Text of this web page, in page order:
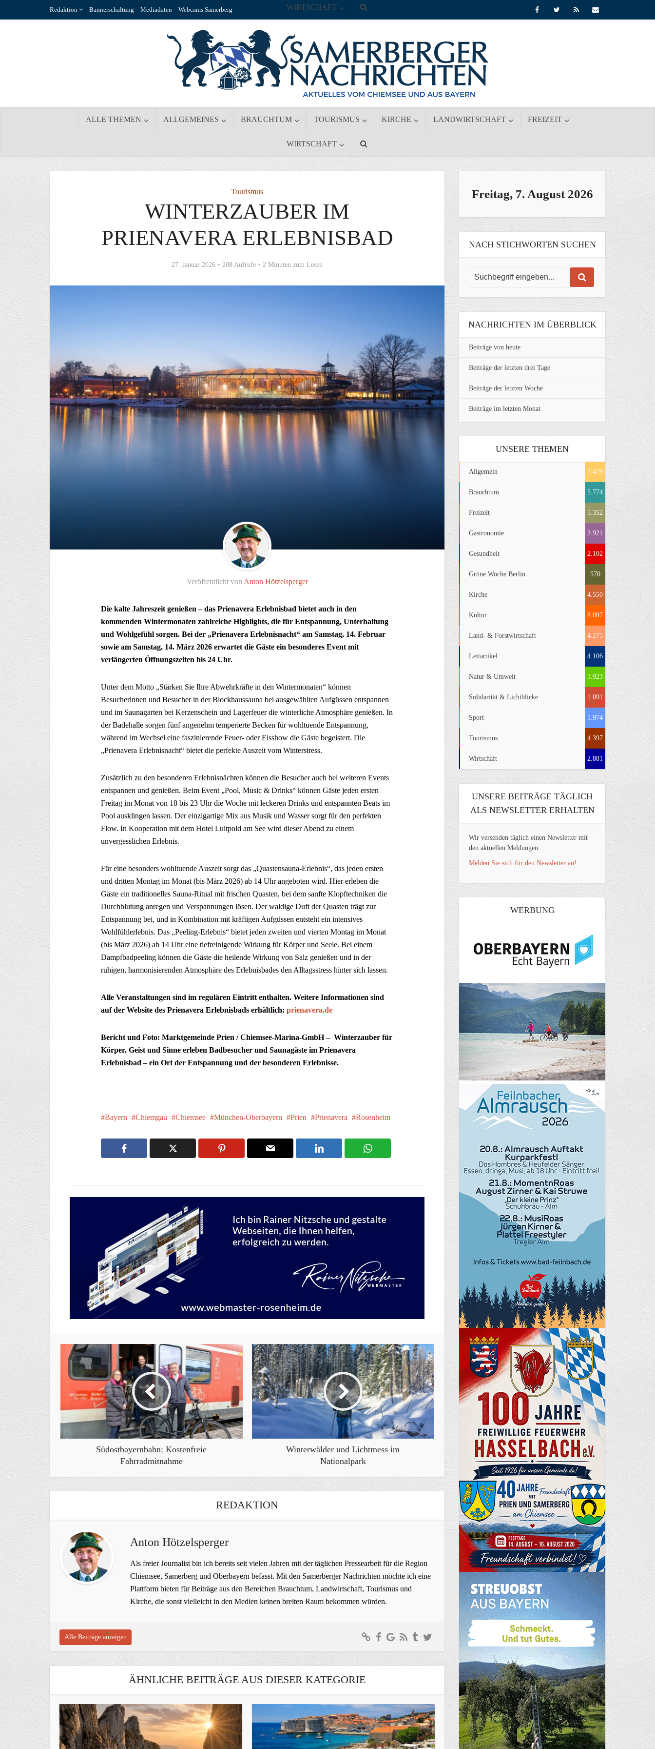
Redaktion Bannerschaltung Mediadaten Webcams Samerberg
ALLE THEMEN ALLGEMEINES BRAUCHTUM TOURISMUS KIRCHE LANDWIRTSCHAFT FREIZEIT
WIRTSCHAFT
WIRTSCHAFT
Tourismus
WINTERZAUBER IM
PRIENAVERA ERLEBNISBAD
27. Januar 2026 208 Aufrufe 2 Minuten zum Lesen
Veröffentlicht von Anton Hötzelsperger
Die kalte Jahreszeit genießen – das Prienavera Erlebnisbad bietet auch in den
kommenden Wintermonaten zahlreiche Highlights, die für Entspannung, Unterhaltung
und Wohlgefühl sorgen. Bei der „Prienavera Erlebnisnacht“ am Samstag, 14. Februar
sowie am Samstag, 14. März 2026 erwartet die Gäste ein besonderes Event mit
verlängerten Öffnungszeiten bis 24 Uhr.
Unter dem Motto „Stärken Sie Ihre Abwehrkräfte in den Wintermonaten“ können
Besucherinnen und Besucher in der Blockhaussauna bei ausgewählten Aufgüssen entspannen
und im Saunagarten bei Kerzenschein und Lagerfeuer die winterliche Atmosphäre genießen. In
der Badehalle sorgen fünf angenehm temperierte Becken für wohltuende Entspannung,
während im Wechsel eine faszinierende Feuer- oder Eisshow die Gäste begeistert. Die
„Prienavera Erlebnisnacht“ bietet die perfekte Auszeit vom Winterstress.
Zusätzlich zu den besonderen Erlebnisnächten können die Besucher auch bei weiteren Events
entspannen und genießen. Beim Event „Pool, Music & Drinks“ können Gäste jeden ersten
Freitag im Monat von 18 bis 23 Uhr die Woche mit leckeren Drinks und entspannten Beats im
Pool ausklingen lassen. Der einzigartige Mix aus Musik und Wasser sorgt für den perfekten
Flow. In Kooperation mit dem Hotel Luitpold am See wird dieser Abend zu einem
unvergesslichen Erlebnis.
Für eine besonders wohltuende Auszeit sorgt das „Quastensauna-Erlebnis“, das jeden ersten
und dritten Montag im Monat (bis März 2026) ab 14 Uhr angeboten wird. Hier erleben die
Gäste ein traditionelles Sauna-Ritual mit frischen Quasten, bei dem sanfte Klopftechniken die
Durchblutung anregen und Verspannungen lösen. Der waldige Duft der Quasten trägt zur
Entspannung bei, und in Kombination mit kräftigen Aufgüssen entsteht ein intensives
Wohlfühlerlebnis. Das „Peeling-Erlebnis“ bietet jeden zweiten und vierten Montag im Monat
(bis März 2026) ab 14 Uhr eine tiefreinigende Wirkung für Körper und Seele. Bei einem
Dampfbadpeeling können die Gäste die heilende Wirkung von Salz genießen und in der
ruhigen, harmonisierenden Atmosphäre des Erlebnisbades den Alltagsstress hinter sich lassen.
Alle Veranstaltungen sind im regulären Eintritt enthalten. Weitere Informationen sind
auf der Website des Prienavera Erlebnisbads erhältlich: prienavera.de
Bericht und Foto: Marktgemeinde Prien / Chiemsee-Marina-GmbH – Winterzauber für
Körper, Geist und Sinne erleben Badbesucher und Saunagäste im Prienavera
Erlebnisbad – ein Ort der Entspannung und der besonderen Erlebnisse.
Bayern Chiemgau Chiemsee München-Oberbayern Prien Prienavera Rosenheim
Südostbayernbahn: Kostenfreie
Fahrradmitnahme
Winterwälder und Lichtmess im
Nationalpark
REDAKTION
Anton Hötzelsperger
Als freier Journalist bin ich bereits seit vielen Jahren mit der täglichen Pressearbeit für die Region
Chiemsee, Samerberg und Oberbayern befasst. Mit den Samerberger Nachrichten möchte ich eine
Plattform bieten für Beiträge aus den Bereichen Brauchtum, Landwirtschaft, Tourismus und
Kirche, die sonst vielleicht in den Medien keinen breiten Raum bekommen würden.
Alle Beiträge anzeigen
ÄHNLICHE BEITRÄGE AUS DIESER KATEGORIE
Freitag, 7. August 2026
NACH STICHWORTEN SUCHEN
NACHRICHTEN IM ÜBERBLICK
Beiträge von heute
Beiträge der letzten drei Tage
Beiträge der letzten Woche
Beiträge im letzten Monat
UNSERE THEMEN
Allgemein 7.479
Brauchtum 5.774
Freizeit 5.352
Gastronomie 3.921
Gesundheit 2.102
Grüne Woche Berlin 570
Kirche 4.550
Kultur 8.097
Land- & Forstwirtschaft 4.275
Leitartikel 4.106
Natur & Umwelt 3.923
Solidarität & Lichtblicke 1.091
Sport 1.974
Tourismus 4.397
Wirtschaft 2.881
UNSERE BEITRÄGE TÄGLICH
ALS NEWSLETTER ERHALTEN
Wir versenden täglich einen Newsletter mit
den aktuellen Meldungen.
Melden Sie sich für den Newsletter an!
WERBUNG